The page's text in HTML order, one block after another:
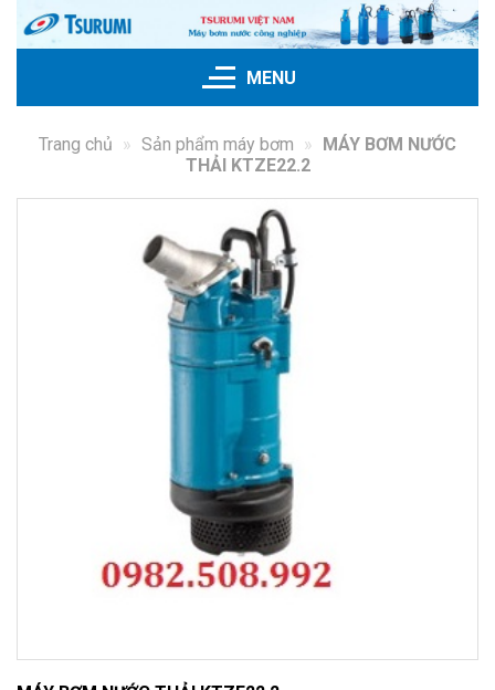
qua
MENU
Trang chủ » Sản phẩm máy bơm » MÁY BƠM NƯỚC
THẢI KTZE22.2